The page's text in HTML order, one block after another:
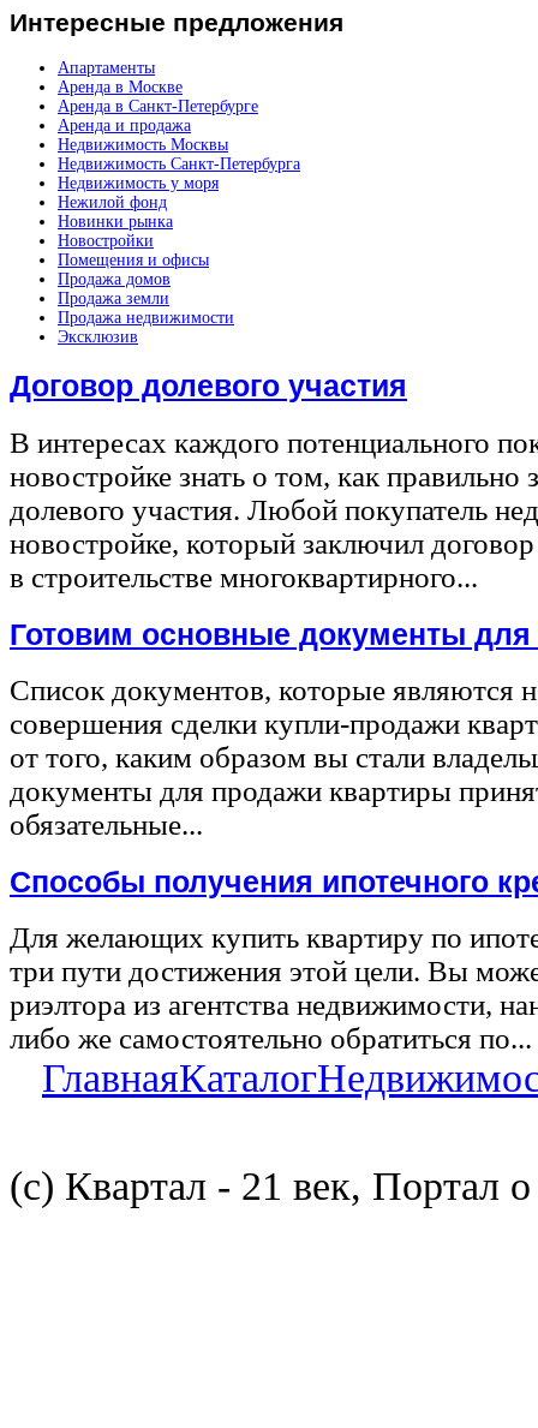
Интересные предложения
Апартаменты
Аренда в Москве
Аренда в Санкт-Петербурге
Аренда и продажа
Недвижимость Москвы
Недвижимость Санкт-Петербурга
Недвижимость у моря
Нежилой фонд
Новинки рынка
Новостройки
Помещения и офисы
Продажа домов
Продажа земли
Продажа недвижимости
Эксклюзив
Договор долевого участия
В интересах каждого потенциального
новостройке знать о том, как правильно
долевого участия. Любой покупатель
новостройке, который заключил
в строительстве многоквартирного...
Готовим основные документы
Список документов, которые являются
совершения сделки купли-продажи
от того, каким образом вы стали
документы для продажи квартиры
обязательные...
Способы получения ипотечного
Для желающих купить квартиру по
три пути достижения этой цели. Вы
риэлтора из агентства недвижимости,
либо же самостоятельно обратиться по...
ГлавнаяКаталог
(с) Квартал - 21 век, Портал